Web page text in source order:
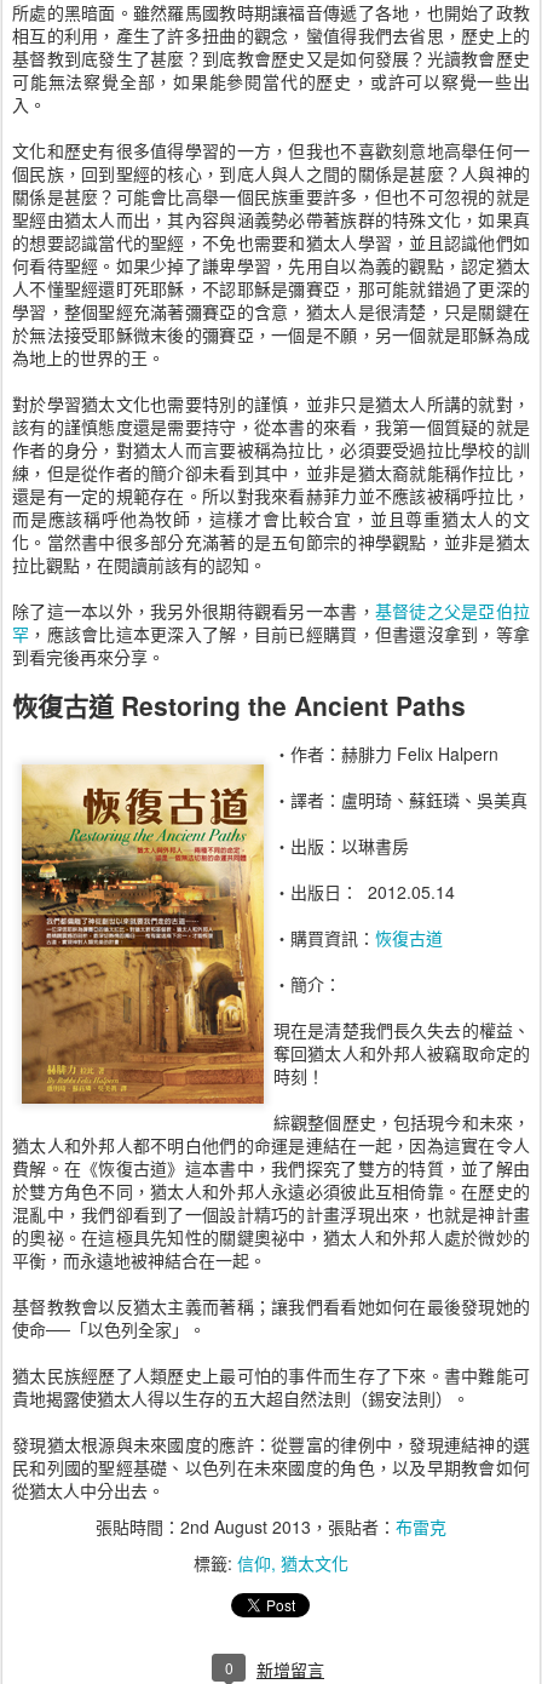
所處的黑暗面。雖然羅馬國教時期讓福音傳遞了各地，也開始了政教
相互的利用，產生了許多扭曲的觀念，蠻值得我們去省思，歷史上的
基督教到底發生了甚麼？到底教會歷史又是如何發展？光讀教會歷史
可能無法察覺全部，如果能參閱當代的歷史，或許可以察覺一些出
入。
文化和歷史有很多值得學習的一方，但我也不喜歡刻意地高舉任何一
個民族，回到聖經的核心，到底人與人之間的關係是甚麼？人與神的
關係是甚麼？可能會比高舉一個民族重要許多，但也不可忽視的就是
聖經由猶太人而出，其內容與涵義勢必帶著族群的特殊文化，如果真
的想要認識當代的聖經，不免也需要和猶太人學習，並且認識他們如
何看待聖經。如果少掉了謙卑學習，先用自以為義的觀點，認定猶太
人不懂聖經還盯死耶穌，不認耶穌是彌賽亞，那可能就錯過了更深的
學習，整個聖經充滿著彌賽亞的含意，猶太人是很清楚，只是關鍵在
於無法接受耶穌微末後的彌賽亞，一個是不願，另一個就是耶穌為成
為地上的世界的王。
對於學習猶太文化也需要特別的謹慎，並非只是猶太人所講的就對，
該有的謹慎態度還是需要持守，從本書的來看，我第一個質疑的就是
作者的身分，對猶太人而言要被稱為拉比，必須要受過拉比學校的訓
練，但是從作者的簡介卻未看到其中，並非是猶太裔就能稱作拉比，
還是有一定的規範存在。所以對我來看赫菲力並不應該被稱呼拉比，
而是應該稱呼他為牧師，這樣才會比較合宜，並且尊重猶太人的文
化。當然書中很多部分充滿著的是五旬節宗的神學觀點，並非是猶太
拉比觀點，在閱讀前該有的認知。
除了這一本以外，我另外很期待觀看另一本書， 基督徒之父是亞伯拉
罕 ，應該會比這本更深入了解，目前已經購買，但書還沒拿到，等拿
到看完後再來分享。
恢復古道 Restoring the Ancient Paths
‧作者：赫腓力 Felix Halpern
‧譯者：盧明琦、蘇鈺璘、吳美真
‧出版：以琳書房
‧出版日： 2012.05.14
‧購買資訊： 恢復古道
‧簡介：
現在是清楚我們長久失去的權益、
奪回猶太人和外邦人被竊取命定的
時刻！
綜觀整個歷史，包括現今和未來，
猶太人和外邦人都不明白他們的命運是連結在一起，因為這實在令人
費解。在《恢復古道》這本書中，我們探究了雙方的特質，並了解由
於雙方角色不同，猶太人和外邦人永遠必須彼此互相倚靠。在歷史的
混亂中，我們卻看到了一個設計精巧的計畫浮現出來，也就是神計畫
的奧祕。在這極具先知性的關鍵奧祕中，猶太人和外邦人處於微妙的
平衡，而永遠地被神結合在一起。
基督教教會以反猶太主義而著稱；讓我們看看她如何在最後發現她的
使命──「以色列全家」。
猶太民族經歷了人類歷史上最可怕的事件而生存了下來。書中難能可
貴地揭露使猶太人得以生存的五大超自然法則（錫安法則）。
發現猶太根源與未來國度的應許：從豐富的律例中，發現連結神的選
民和列國的聖經基礎、以色列在未來國度的角色，以及早期教會如何
從猶太人中分出去。
張貼時間： 2nd August 2013 ，張貼者： 布雷克
標籤: 信仰 猶太文化
0 新增留言